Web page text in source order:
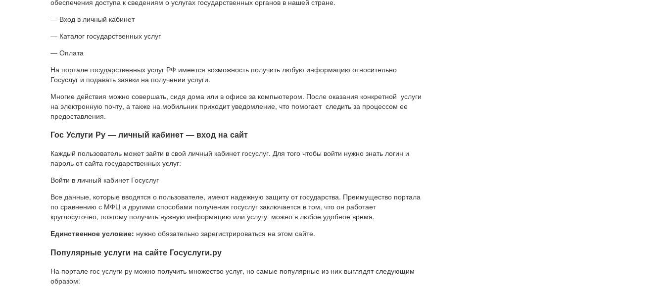
— Вход в личный кабинет
— Каталог государственных услуг
— Оплата
На портале государственных услуг РФ имеется возможность получить любую информацию относительно
Госуслуг и подавать заявки на получении услуги.
Многие действия можно совершать, сидя дома или в офисе за компьютером. После оказания конкретной услуги
на электронную почту, а также на мобильник приходит уведомление, что помогает следить за процессом ее
предоставления.
Гос Услуги Ру — личный кабинет — вход на сайт
Каждый пользователь может зайти в свой личный кабинет госуслуг. Для того чтобы войти нужно знать логин и
пароль от сайта государственных услуг:
Войти в личный кабинет Госуслуг
Все данные, которые вводятся о пользователе, имеют надежную защиту от государства. Преимущество портала
по сравнению с МФЦ и другими способами получения госуслуг заключается в том, что он работает
круглосуточно, поэтому получить нужную информацию или услугу можно в любое удобное время.
Единственное условие: нужно обязательно зарегистрироваться на этом сайте.
Популярные услуги на сайте Госуслуги.ру
На портале гос услуги ру можно получить множество услуг, но самые популярные из них выглядят следующим
образом: